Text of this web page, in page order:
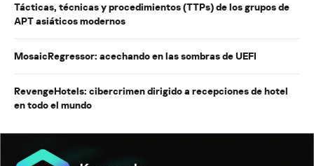
Tácticas, técnicas y procedimientos (TTPs) de los grupos de
APT asiáticos modernos
MosaicRegressor: acechando en las sombras de UEFI
RevengeHotels: cibercrimen dirigido a recepciones de hotel
en todo el mundo